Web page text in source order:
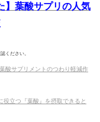
】葉酸サプリの人気
ください。
酸サプリメントのつわり軽減作
立つ『葉酸』を摂取できると